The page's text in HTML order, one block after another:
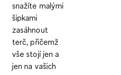
snažíte malými
šipkami
zasáhnout
terč, přičemž
vše stojí jen a
jen na vašich